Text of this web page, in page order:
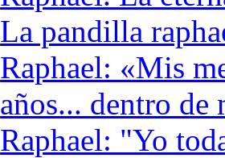
La pandilla
Raphael: «Mis
años... dentro de
Raphael: "Yo